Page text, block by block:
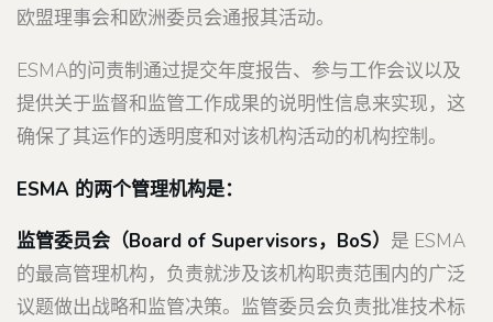
欧盟理事会和欧洲委员会通报其活动。
ESMA的问责制通过提交年度报告、参与工作会议以及
提供关于监督和监管工作成果的说明性信息来实现，这
确保了其运作的透明度和对该机构活动的机构控制。
ESMA 的两个管理机构是：
监管委员会（Board of Supervisors，BoS） 是 ESMA
的最高管理机构，负责就涉及该机构职责范围内的广泛
议题做出战略和监管决策。监管委员会负责批准技术标